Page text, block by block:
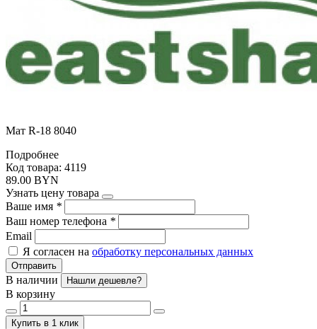
Мат R-18 8040
Подробнее
Код товара: 4119
89.00 BYN
Узнать цену товара
Ваше имя *
Ваш номер телефона *
Email
Я согласен на обработку персональных данных
Отправить
В наличии Нашли дешевле?
В корзину
Купить в 1 клик